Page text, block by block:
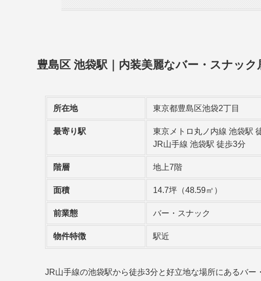
豊島区 池袋駅｜内装美麗なバー・スナック
所在地 東京都豊島区池袋2丁目
最寄り駅
東京メトロ丸ノ内線 池袋駅
JR山手線 池袋駅 徒歩3分
階層 地上7階
面積 14.7坪（48.59㎡）
前業態 バー・スナック
物件特徴 駅近
JR山手線の池袋駅から徒歩3分と好立地な場所にあるバ